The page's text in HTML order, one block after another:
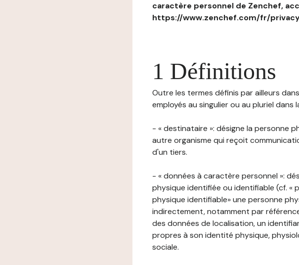
caractère personnel de Zenchef,
https://www.zenchef.com/fr/
1 Définitions
Outre les termes définis par ailleurs
employés au singulier ou au pluriel
- « destinataire »: désigne la personne
autre organisme qui reçoit
d'un tiers.
- « données à caractère personnel »:
physique identifiée ou identifiable (cf. «
physique identifiable» une personne
indirectement, notamment par
des données de localisation, un
propres à son identité physique,
sociale.